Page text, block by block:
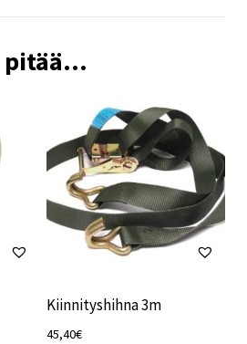
pitää...
Kiinnityshihna 3m
45,40€